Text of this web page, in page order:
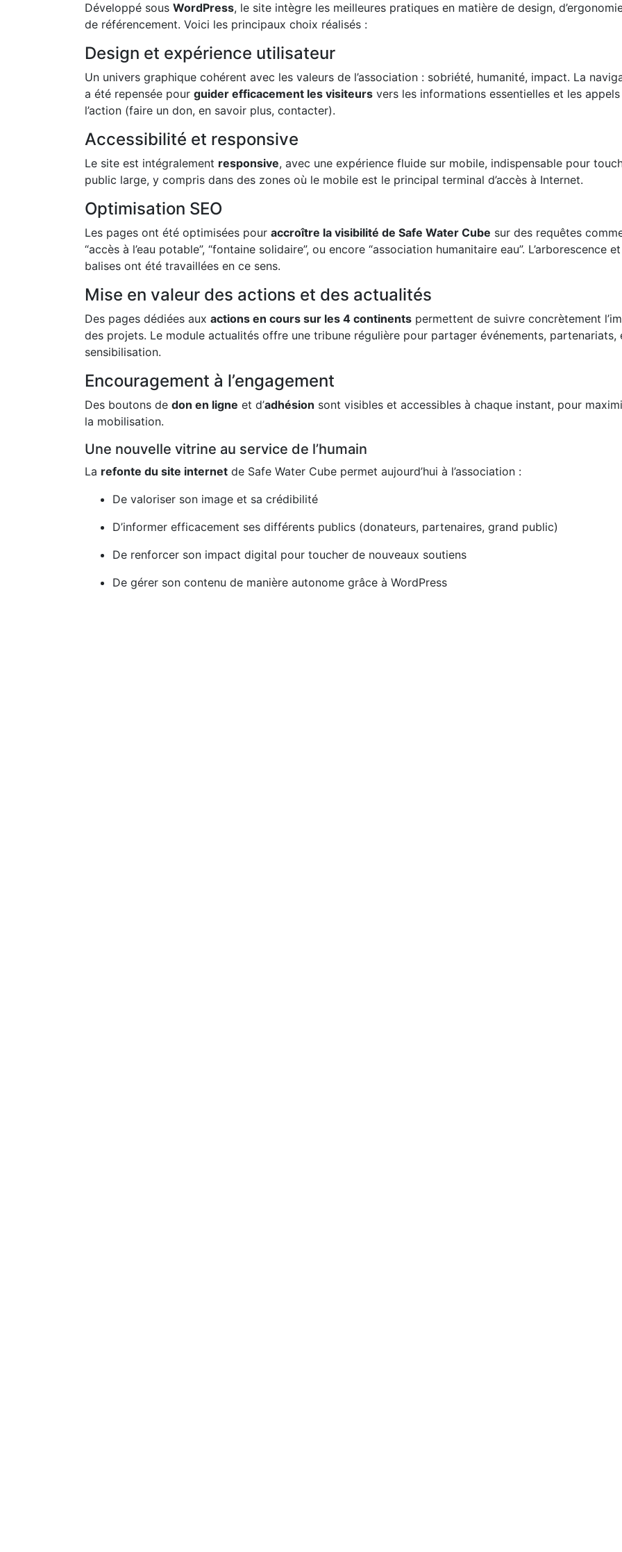
Développé sous WordPress, le site intègre les meilleures pratiques en matière de design,
de référencement. Voici les principaux choix réalisés :
Design et expérience utilisateur
Un univers graphique cohérent avec les valeurs de l’association : sobriété, humanité, impact. La
a été repensée pour guider efficacement les visiteurs vers les informations essentielles et les appels
l’action (faire un don, en savoir plus, contacter).
Accessibilité et responsive
Le site est intégralement responsive, avec une expérience fluide sur mobile, indispensable pour
public large, y compris dans des zones où le mobile est le principal terminal d’accès à Internet.
Optimisation SEO
Les pages ont été optimisées pour accroître la visibilité de Safe Water Cube sur des requêtes
“accès à l’eau potable”, “fontaine solidaire”, ou encore “association humanitaire eau”. L’arborescence
balises ont été travaillées en ce sens.
Mise en valeur des actions et des actualités
Des pages dédiées aux actions en cours sur les 4 continents permettent de suivre concrètement
des projets. Le module actualités offre une tribune régulière pour partager événements, partenariats,
sensibilisation.
Encouragement à l’engagement
Des boutons de don en ligne et d’adhésion sont visibles et accessibles à chaque instant, pour
la mobilisation.
Une nouvelle vitrine au service de l’humain
La refonte du site internet de Safe Water Cube permet aujourd’hui à l’association :
De valoriser son image et sa crédibilité
D’informer efficacement ses différents publics (donateurs, partenaires, grand public)
De renforcer son impact digital pour toucher de nouveaux soutiens
De gérer son contenu de manière autonome grâce à WordPress